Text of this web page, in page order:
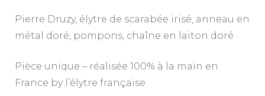
Pierre Druzy, élytre de scarabée irisé, anneau en
métal doré, pompons, chaîne en laiton doré
Pièce unique – réalisée 100% à la main en
France by l’élytre française